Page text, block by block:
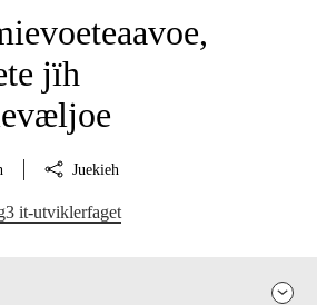
jïh
Juekieh
it-utviklerfaget